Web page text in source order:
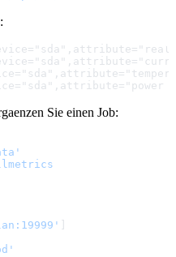
Sie einen Job: